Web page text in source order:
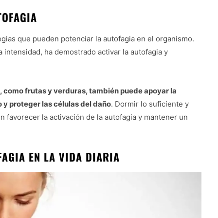
que pueden potenciar la autofagia en el organismo.
ha demostrado activar la autofagia y
frutas y verduras, también puede apoyar la
proteger las células del daño. Dormir lo suficiente y
la activación de la autofagia y mantener un
EN LA VIDA DIARIA